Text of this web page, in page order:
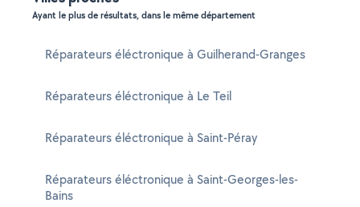
Ayant le plus de résultats, dans le même département
Réparateurs éléctronique à Guilherand-Granges
Réparateurs éléctronique à Le Teil
Réparateurs éléctronique à Saint-Péray
Réparateurs éléctronique à Saint-Georges-les-
Bains